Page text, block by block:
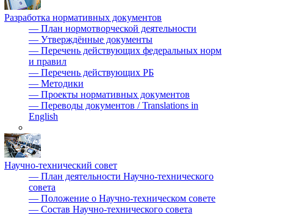
Разработка нормативных документов
— План нормотворческой деятельности
— Утверждённые документы
— Перечень действующих федеральных норм
и правил
— Перечень действующих РБ
— Методики
— Проекты нормативных документов
— Переводы документов / Translations in
English
Научно-технический совет
— План деятельности Научно-технического
совета
— Положение о Научно-техническом совете
— Состав Научно-технического совета